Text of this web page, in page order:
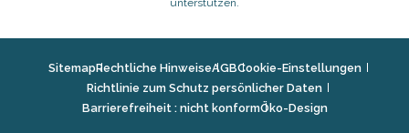
unterstützen.
SitemapRechtliche HinweiseAGBCookie-Einstellungen
Richtlinie zum Schutz persönlicher Daten
Barrierefreiheit : nicht konformÖko-Design